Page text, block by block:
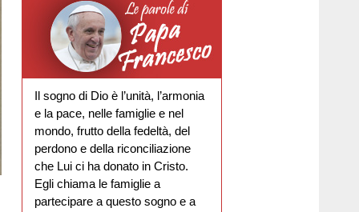
Il sogno di Dio è l’unità, l’armonia
e la pace, nelle famiglie e nel
mondo, frutto della fedeltà, del
perdono e della riconciliazione
che Lui ci ha donato in Cristo.
Egli chiama le famiglie a
partecipare a questo sogno e a